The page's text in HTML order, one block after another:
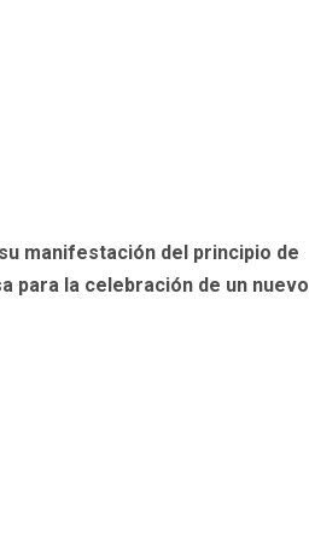
manifestación del principio de
para la celebración de un nuevo